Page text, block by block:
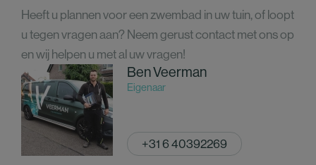
Heeft u plannen voor een zwembad in uw tuin, of loopt
u tegen vragen aan? Neem gerust contact met ons op
en wij helpen u met al uw vragen!
Ben Veerman
Eigenaar
+31 6 40392269